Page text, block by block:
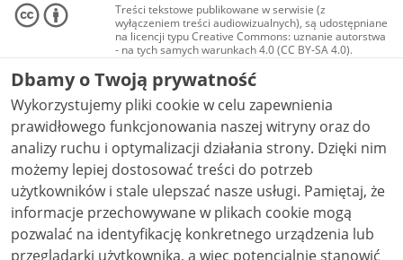
Treści tekstowe publikowane w serwisie (z
wyłączeniem treści audiowizualnych), są udostępniane
na licencji typu Creative Commons: uznanie autorstwa
- na tych samych warunkach 4.0 (CC BY-SA 4.0).
Materiały audiowizualne, w tym zdjęcia, materiały
audio i wideo, są udostępniane na licencji typu
Creative Commons: uznanie autorstwa użycie
niekomercyjne - bez utworów zależnych 4.0 (CC BY-
NC-ND 4.0), o ile nie jest to stwierdzone inaczej.
Dbamy o Twoją prywatność
Wykorzystujemy pliki cookie w celu zapewnienia
prawidłowego funkcjonowania naszej witryny oraz do
analizy ruchu i optymalizacji działania strony. Dzięki nim
możemy lepiej dostosować treści do potrzeb
użytkowników i stale ulepszać nasze usługi. Pamiętaj, że
informacje przechowywane w plikach cookie mogą
pozwalać na identyfikację konkretnego urządzenia lub
przeglądarki użytkownika, a więc potencjalnie stanowić